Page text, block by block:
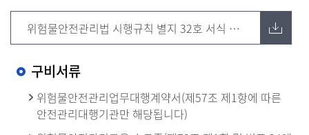
위험물안전관리법 시행규칙 별지 32호 서식 다운로드
구비서류
위험물안전관리업무대행계약서(제57조 제1항에 따른
안전관리대행기관만 해당됩니다)